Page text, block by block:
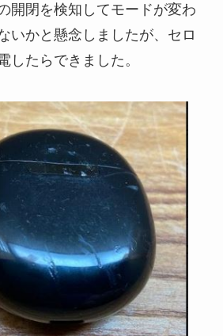
開閉を検知してモードが変わ
いかと懸念しましたが、セロ
したらできました。